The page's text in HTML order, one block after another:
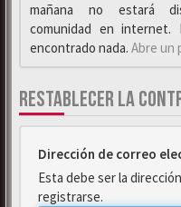
mañana no estará
comunidad en
encontrado nada. Abre un
RESTABLECER LA
Dirección de correo
Esta debe ser la
registrarse.